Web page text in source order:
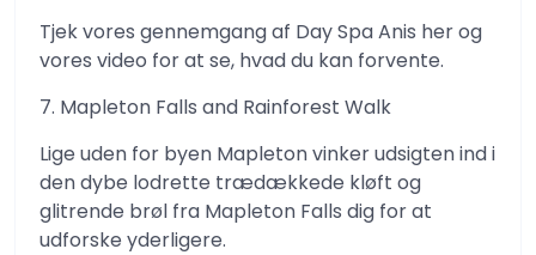
Tjek vores gennemgang af Day Spa Anis her og
vores video for at se, hvad du kan forvente.
7. Mapleton Falls and Rainforest Walk
Lige uden for byen Mapleton vinker udsigten ind i
den dybe lodrette trædækkede kløft og
glitrende brøl fra Mapleton Falls dig for at
udforske yderligere.